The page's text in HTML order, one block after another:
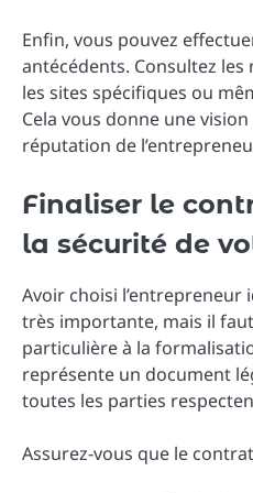
Enfin, vous pouvez
antécédents. Consultez
les sites spécifiques ou
Cela vous donne une
réputation de
Finaliser le
la sécurité de
Avoir choisi l’entrepreneur
très importante, mais il
particulière à la
représente un document
toutes les parties
Assurez-vous que le